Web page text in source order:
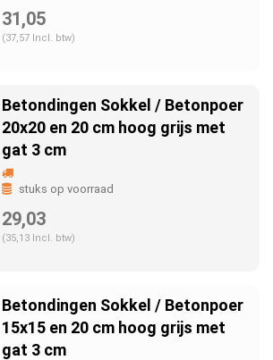
31,05
(37,57 Incl. btw)
Betondingen Sokkel / Betonpoer
20x20 en 20 cm hoog grijs met
gat 3 cm
stuks op voorraad
29,03
(35,13 Incl. btw)
Betondingen Sokkel / Betonpoer
15x15 en 20 cm hoog grijs met
gat 3 cm